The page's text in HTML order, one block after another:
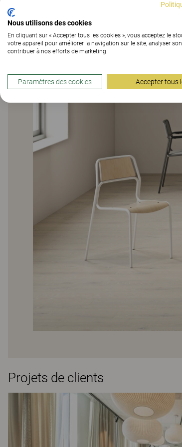
Projets de clients
Nous utilisons des cookies
En cliquant sur « Accepter tous les cookies », vous acceptez le
votre appareil pour améliorer la navigation sur le site, analyser
contribuer à nos efforts de marketing.
Paramètres des cookies Accepter tous